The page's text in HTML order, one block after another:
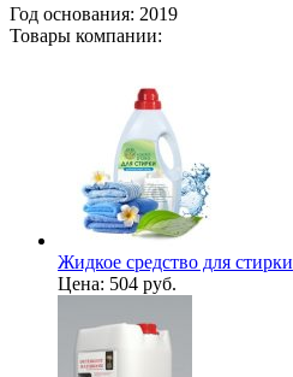
Год основания: 2019
Товары компании:
Жидкое средство для стирки
Цена: 504 руб.